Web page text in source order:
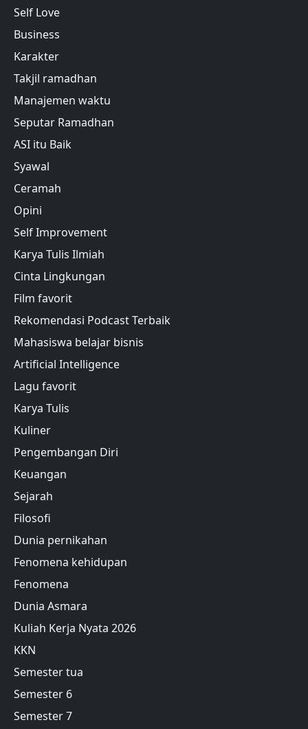
Self Love
Business
Karakter
Takjil ramadhan
Manajemen waktu
Seputar Ramadhan
ASI itu Baik
Syawal
Ceramah
Opini
Self Improvement
Karya Tulis Ilmiah
Cinta Lingkungan
Film favorit
Rekomendasi Podcast Terbaik
Mahasiswa belajar bisnis
Artificial Intelligence
Lagu favorit
Karya Tulis
Kuliner
Pengembangan Diri
Keuangan
Sejarah
Filosofi
Dunia pernikahan
Fenomena kehidupan
Fenomena
Dunia Asmara
Kuliah Kerja Nyata 2026
KKN
Semester tua
Semester 6
Semester 7